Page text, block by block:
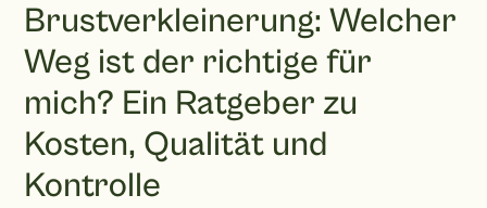
Brustverkleinerung: Welcher
Weg ist der richtige für
mich? Ein Ratgeber zu
Kosten, Qualität und
Kontrolle